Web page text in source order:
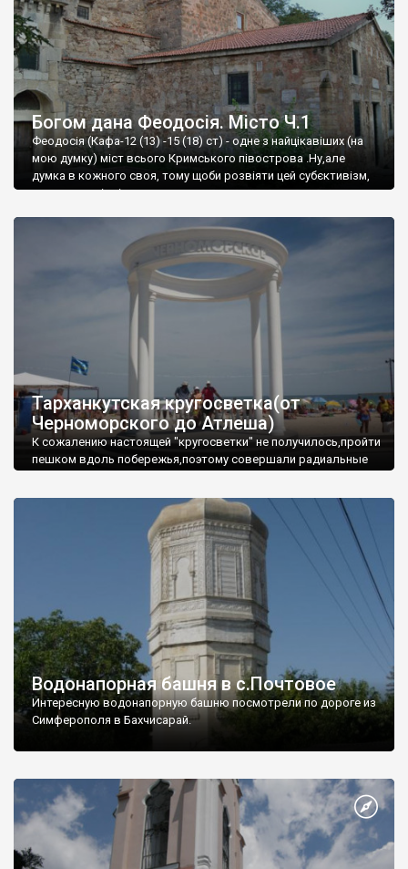
Богом дана Феодосія. Місто Ч.1
Феодосія (Кафа-12 (13) -15 (18) ст) - одне з найцікавіших (на
мою думку) міст всього Кримського півострова .Ну,але
думка в кожного своя, тому щоби розвіяти цей субєктивізм,
запрошую відвідати це
Тарханкутская кругосветка(от
Черноморского до Атлеша)
К сожалению настоящей "кругосветки" не получилось,пройти
пешком вдоль побережья,поэтому совершали радиальные
Водонапорная башня в с.Почтовое
Интересную водонапорную башню посмотрели по дороге из
Симферополя в Бахчисарай.